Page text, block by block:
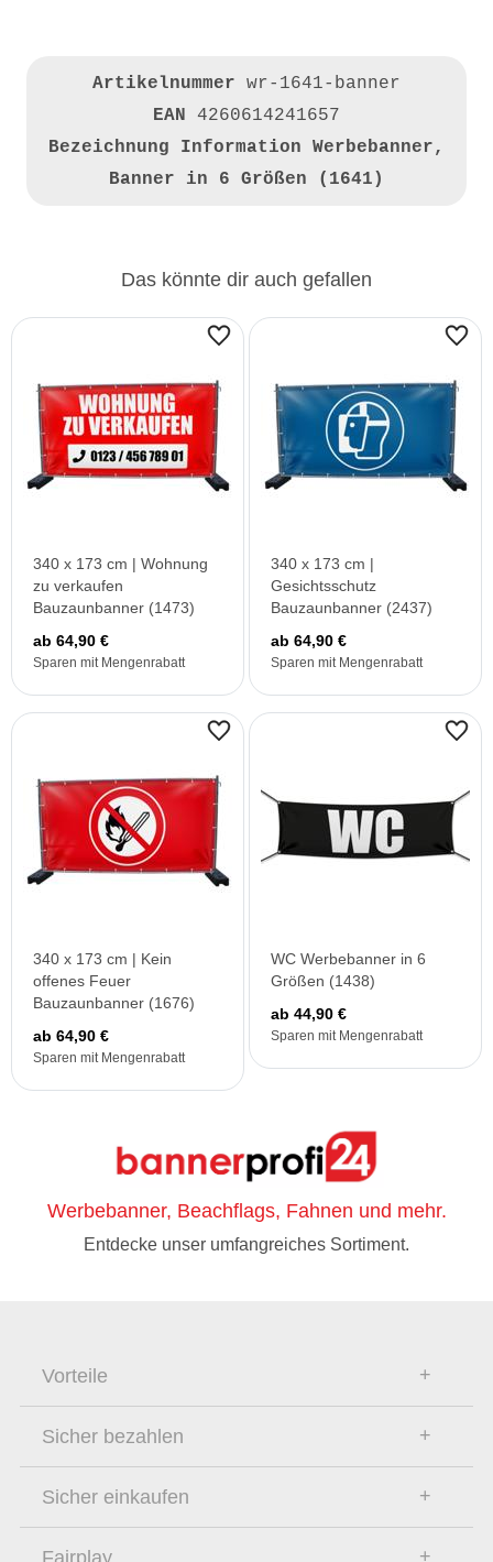
Artikelnummer wr-1641-banner
EAN 4260614241657
Bezeichnung Information Werbebanner,
Banner in 6 Größen (1641)
Das könnte dir auch gefallen
340 x 173 cm | Wohnung
zu verkaufen
Bauzaunbanner (1473)
ab 64,90 €
Sparen mit Mengenrabatt
340 x 173 cm |
Gesichtsschutz
Bauzaunbanner (2437)
ab 64,90 €
Sparen mit Mengenrabatt
340 x 173 cm | Kein
offenes Feuer
Bauzaunbanner (1676)
ab 64,90 €
Sparen mit Mengenrabatt
WC Werbebanner in 6
Größen (1438)
ab 44,90 €
Sparen mit Mengenrabatt
Werbebanner, Beachflags, Fahnen und mehr.
Entdecke unser umfangreiches Sortiment.
Vorteile
Sicher bezahlen
Sicher einkaufen